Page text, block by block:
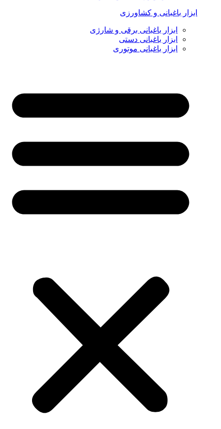
ابزار باغبانی و کشاورزی
ابزار باغبانی برقی و شارژی
ابزار باغبانی دستی
ابزار باغبانی موتوری